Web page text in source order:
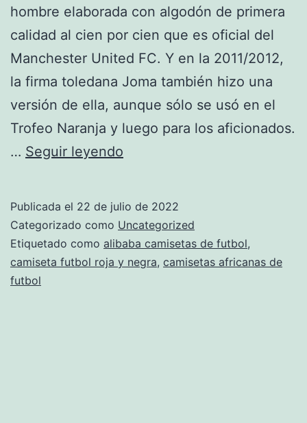
hombre elaborada con algodón de primera
calidad al cien por cien que es oficial del
Manchester United FC. Y en la 2011/2012,
la firma toledana Joma también hizo una
versión de ella, aunque sólo se usó en el
Trofeo Naranja y luego para los aficionados.
… Seguir leyendo
WeHaveJobs
Publicada el 22 de julio de 2022
Categorizado como Uncategorized
Etiquetado como alibaba camisetas de futbol,
camiseta futbol roja y negra, camisetas africanas de
futbol